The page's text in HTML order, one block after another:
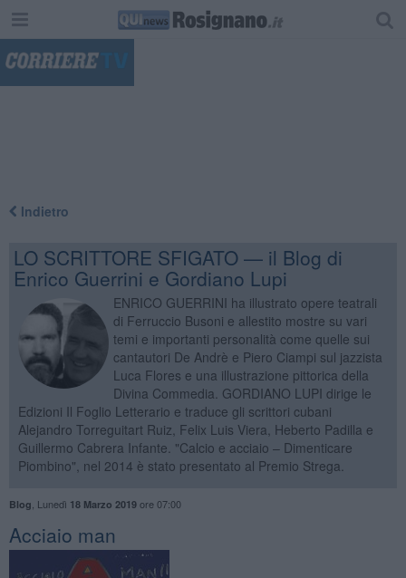
Indietro
LO SCRITTORE SFIGATO — il Blog di
Enrico Guerrini e Gordiano Lupi
ENRICO GUERRINI ha illustrato opere teatrali
di Ferruccio Busoni e allestito mostre su vari
temi e importanti personalità come quelle sui
cantautori De Andrè e Piero Ciampi sul jazzista
Luca Flores e una illustrazione pittorica della
Divina Commedia. GORDIANO LUPI dirige le
Edizioni Il Foglio Letterario e traduce gli scrittori cubani
Alejandro Torreguitart Ruiz, Felix Luis Viera, Heberto Padilla e
Guillermo Cabrera Infante. "Calcio e acciaio – Dimenticare
Piombino", nel 2014 è stato presentato al Premio Strega.
Blog Lunedì 18 Marzo 2019ore 07:00
Acciaio man